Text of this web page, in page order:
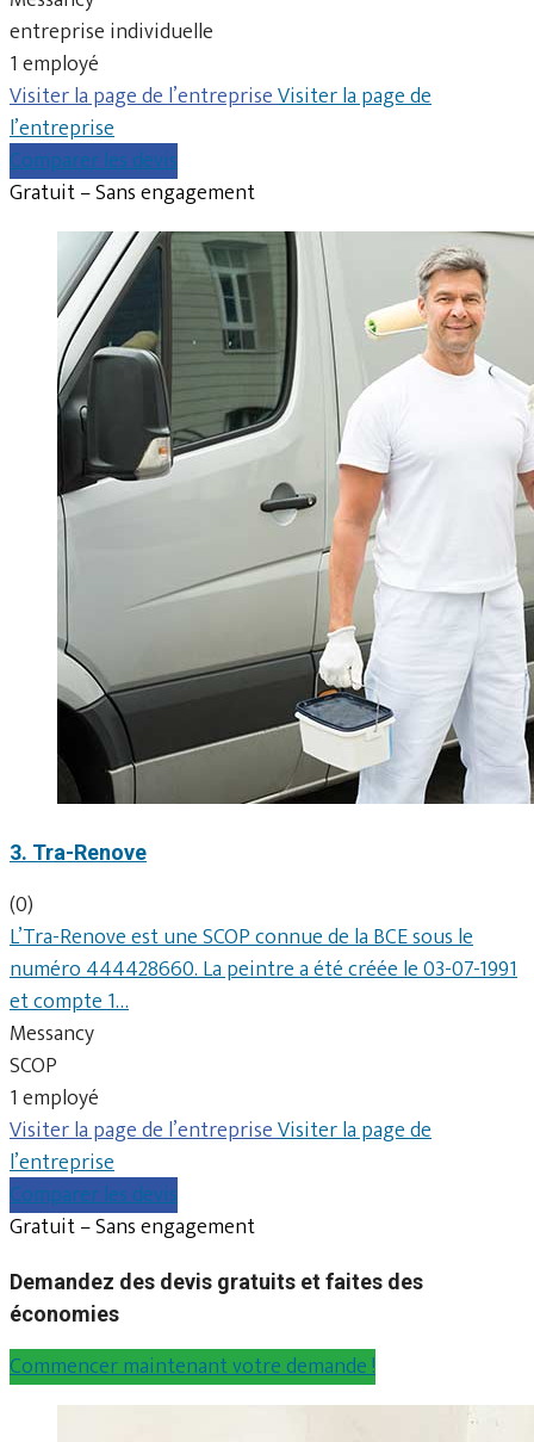
entreprise individuelle
1 employé
Visiter la page de l’entrepriseVisiter la page de
l’entreprise
Comparer les devis
Gratuit – Sans engagement
3. Tra-Renove
(0)
L’Tra-Renove est une SCOP connue de la BCE sous le
numéro 444428660. La peintre a été créée le 03-07-1991
et compte 1…
Messancy
SCOP
1 employé
Visiter la page de l’entrepriseVisiter la page de
l’entreprise
Comparer les devis
Gratuit – Sans engagement
Demandez des devis gratuits et faites des
économies
Commencer maintenant votre demande !